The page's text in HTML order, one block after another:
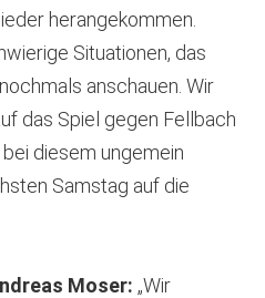
herangekommen.
Situationen, das
anschauen. Wir
das Spiel gegen Fellbach
diesem ungemein
Samstag auf die
Moser: „Wir